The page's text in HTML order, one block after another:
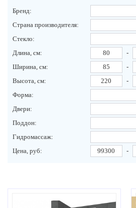
Бренд:
Страна производителя:
Стекло:
Длина, см:
-
Ширина, см:
-
Высота, см:
-
Форма:
Двери:
Поддон:
Гидромассаж:
Цена, руб:
-